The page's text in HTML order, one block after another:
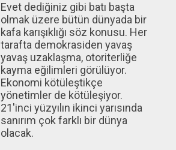
Evet dediğiniz gibi batı başta
olmak üzere bütün dünyada bir
kafa karışıklığı söz konusu. Her
tarafta demokrasiden yavaş
yavaş uzaklaşma, otoriterliğe
kayma eğilimleri görülüyor.
Ekonomi kötüleştikçe
yönetimler de kötüleşiyor.
21'inci yüzyılın ikinci yarısında
sanırım çok farklı bir dünya
olacak.